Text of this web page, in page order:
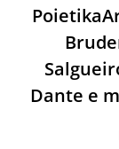
Dante e